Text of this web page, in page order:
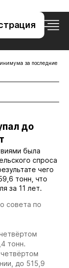
за последние
до
была
спроса
чего
тонн, что
за 11 лет.
совета по
тонн.
до 515,9